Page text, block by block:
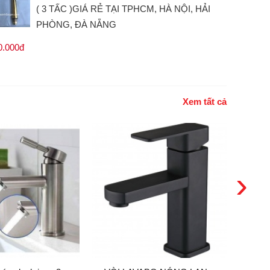
( 3 TẤC )GIÁ RẺ TẠI TPHCM, HÀ NỘI, HẢI
PHÒNG, ĐÀ NẴNG
Xem tất cả
›